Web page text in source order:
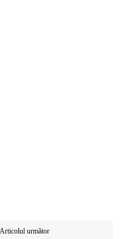
Articolul următor